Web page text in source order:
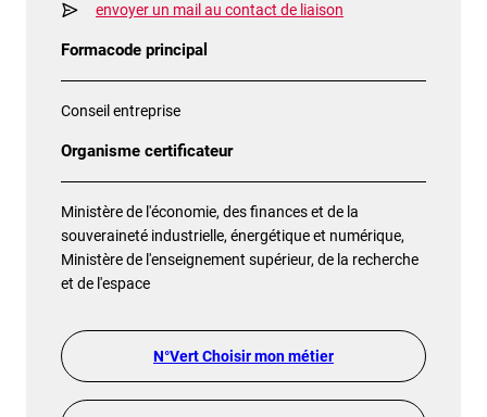
envoyer un mail au contact de liaison
Formacode principal
Conseil entreprise
Organisme certificateur
Ministère de l'économie, des finances et de la
souveraineté industrielle, énergétique et numérique,
Ministère de l'enseignement supérieur, de la recherche
et de l'espace
N°Vert Choisir mon métier